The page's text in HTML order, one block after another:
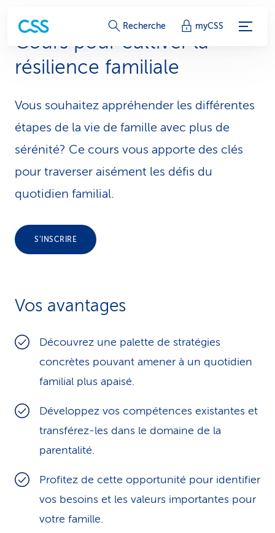
L
i
e
n
s
d
e
s
c
e
Recherche myCSS
Cours pour cultiver la
résilience familiale
Vous souhaitez appréhender les différentes
étapes de la vie de famille avec plus de
sérénité? Ce cours vous apporte des clés
pour traverser aisément les défis du
quotidien familial.
S’INSCRIRE
Vos avantages
Découvrez une palette de stratégies
concrètes pouvant amener à un quotidien
familial plus apaisé.
Développez vos compétences existantes et
transférez-les dans le domaine de la
parentalité.
Profitez de cette opportunité pour identifier
vos besoins et les valeurs importantes pour
votre famille.